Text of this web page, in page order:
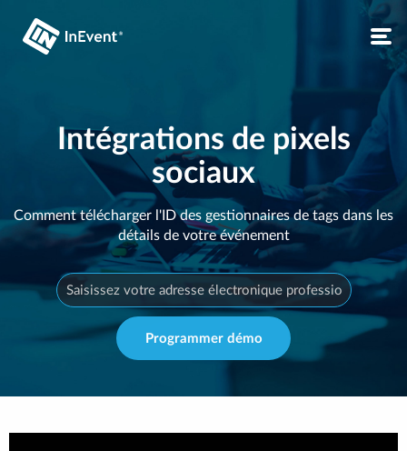
Intégrations de pixels
sociaux
Comment télécharger l'ID des gestionnaires de tags dans les
détails de votre événement
Programmer démo